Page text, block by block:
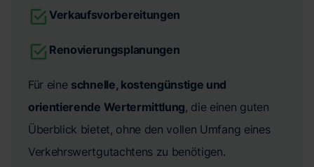
Verkaufsvorbereitungen
Renovierungsplanungen
Für eine schnelle, kostengünstige und
orientierende Wertermittlung, die einen guten
Überblick bietet, ohne den vollen Umfang eines
Verkehrswertgutachtens zu benötigen.